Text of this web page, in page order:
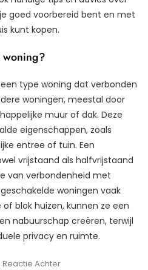
goed voorbereid bent en met
kunt kopen.
woning?
type woning dat verbonden
woningen, meestal door
muur of dak. Deze
eigenschappen, zoals
entree of tuin. Een
vrijstaand als halfvrijstaand
van verbondenheid met
woningen vaak
blok huizen, kunnen ze een
nabuurschap creëren, terwijl
privacy en ruimte.
Reactie AchterOp